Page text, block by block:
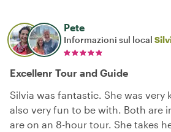
Pete
Informazioni sul local
Excellenr Tour and Guide
Silvia was fantastic. She was very
also very fun to be with. Both are
are on an 8-hour tour. She takes